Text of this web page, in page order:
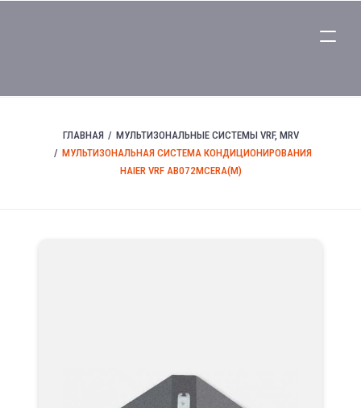
ГЛАВНАЯ
МУЛЬТИЗОНАЛЬНЫЕ СИСТЕМЫ VRF, MRV
МУЛЬТИЗОНАЛЬНАЯ СИСТЕМА КОНДИЦИОНИРОВАНИЯ
HAIER VRF AB072MCERA(M)